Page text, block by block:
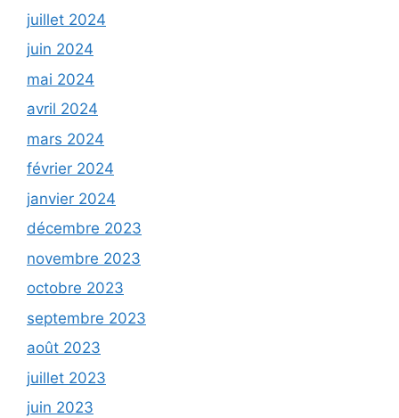
juillet 2024
juin 2024
mai 2024
avril 2024
mars 2024
février 2024
janvier 2024
décembre 2023
novembre 2023
octobre 2023
septembre 2023
août 2023
juillet 2023
juin 2023